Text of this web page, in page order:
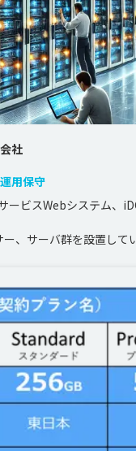
社
用保守
ービスWebシステム、
、サーバ群を設置して